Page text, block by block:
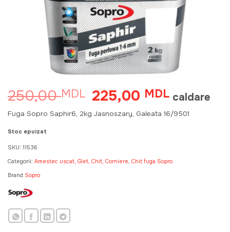
250,00MDL Prețul
inițial
a
225,00 MDLPrețul
curent
este:
caldare
Fuga Sopro Saphir6, 2kg Jasnoszary, Galeata 16/9501
Stoc epuizat
SKU: 11536
Categorii: Amestec uscat, Glet, Chit, Corniere, Chit fuga Sopro
Brand Sopro